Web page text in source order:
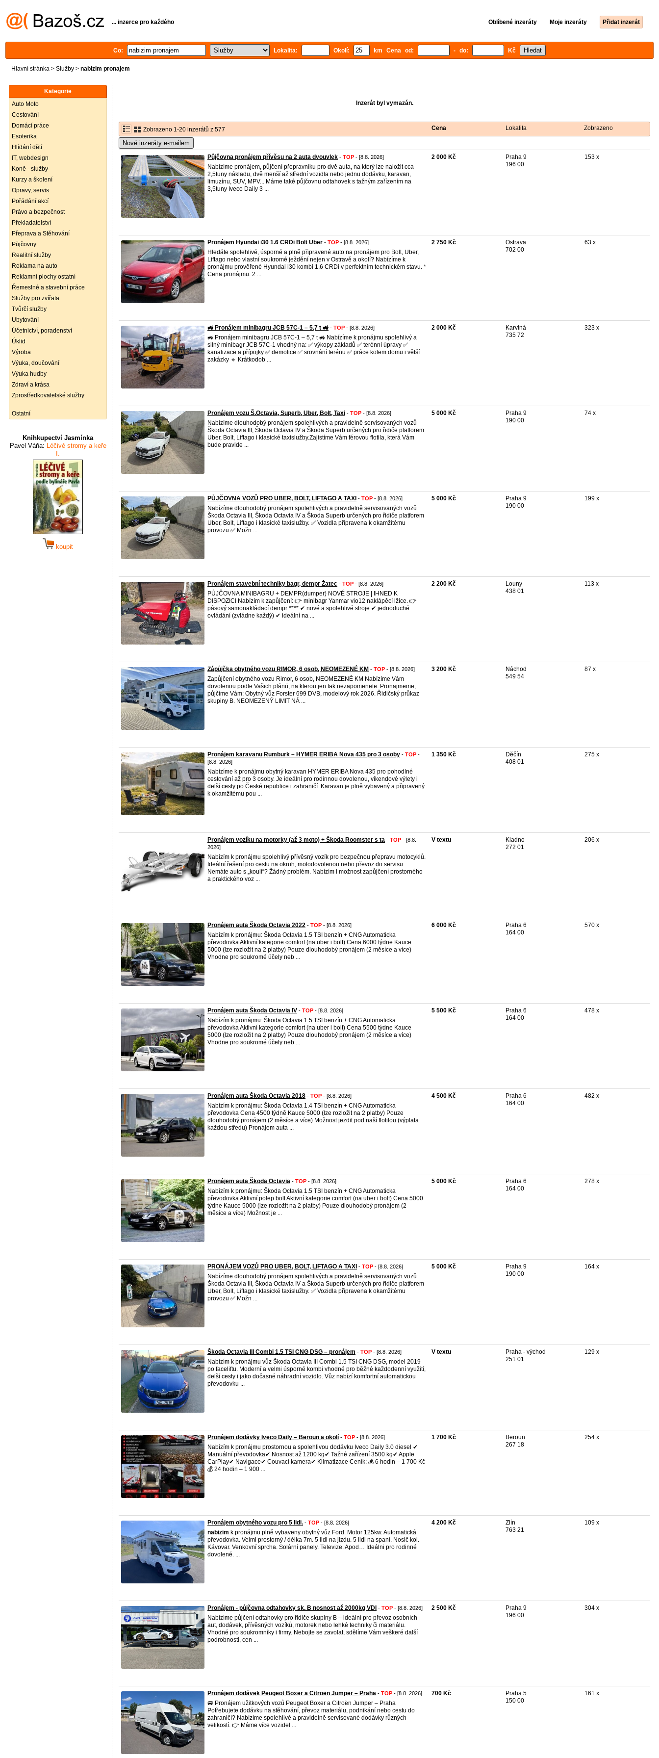
... inzerce pro každého Oblíbené inzeráty Moje inzeráty Přidat inzerát
Co: Lokalita: Okolí: km Cena od: - do: Kč
Hlavní stránka > Služby > nabizim pronajem
Kategorie
Auto Moto
Cestování
Domácí práce
Esoterika
Hlídání dětí
IT, webdesign
Koně - služby
Kurzy a školení
Opravy, servis
Pořádání akcí
Právo a bezpečnost
Překladatelství
Přeprava a Stěhování
Půjčovny
Realitní služby
Reklama na auto
Reklamní plochy ostatní
Řemeslné a stavební práce
Služby pro zvířata
Tvůrčí služby
Ubytování
Účetnictví, poradenství
Úklid
Výroba
Výuka, doučování
Výuka hudby
Zdraví a krása
Zprostředkovatelské služby
Ostatní
Knihkupectví Jasmínka
Pavel Váňa: Léčivé stromy a keře
I.
koupit
Inzerát byl vymazán.
Zobrazeno 1-20 inzerátů z 577 Cena Lokalita Zobrazeno
Nové inzeráty e-mailem
Půjčovna pronájem přívěsu na 2 auta dvouvlek - TOP - [8.8. 2026]
Nabízíme pronájem, půjčení přepravníku pro dvě auta, na který lze naložit cca
2,5tuny nákladu, dvě menší až střední vozidla nebo jednu dodávku, karavan,
limuzínu, SUV, MPV... Máme také půjčovnu odtahovek s tažným zařízením na
3,5tuny Iveco Daily 3 ...
2 000 Kč
Praha 9
196 00
153 x
Pronájem Hyundai i30 1.6 CRDi Bolt Uber - TOP - [8.8. 2026]
Hledáte spolehlivé, úsporné a plně připravené auto na pronájem pro Bolt, Uber,
Liftago nebo vlastní soukromé ježdění nejen v Ostravě a okolí? Nabízíme k
pronájmu prověřené Hyundai i30 kombi 1.6 CRDi v perfektním technickém stavu. *
Cena pronájmu: 2 ...
2 750 Kč
Ostrava
702 00
63 x
🚜 Pronájem minibagru JCB 57C-1 – 5,7 t 🚜 - TOP - [8.8. 2026]
🚜 Pronájem minibagru JCB 57C-1 – 5,7 t 🚜 Nabízíme k pronájmu spolehlivý a
silný minibagr JCB 57C-1 vhodný na: ✅ výkopy základů ✅ terénní úpravy ✅
kanalizace a přípojky ✅ demolice ✅ srovnání terénu ✅ práce kolem domu i větší
zakázky 🔹 Krátkodob ...
2 000 Kč
Karviná
735 72
323 x
Pronájem vozu Š.Octavia, Superb, Uber, Bolt, Taxi - TOP - [8.8. 2026]
Nabízíme dlouhodobý pronájem spolehlivých a pravidelně servisovaných vozů
Škoda Octavia III, Škoda Octavia IV a Škoda Superb určených pro řidiče platforem
Uber, Bolt, Liftago i klasické taxislužby.Zajistíme Vám férovou flotila, která Vám
bude pravide ...
5 000 Kč
Praha 9
190 00
74 x
PŮJČOVNA VOZŮ PRO UBER, BOLT, LIFTAGO A TAXI - TOP - [8.8. 2026]
Nabízíme dlouhodobý pronájem spolehlivých a pravidelně servisovaných vozů
Škoda Octavia III, Škoda Octavia IV a Škoda Superb určených pro řidiče platforem
Uber, Bolt, Liftago i klasické taxislužby. ✅ Vozidla připravena k okamžitému
provozu ✅ Možn ...
5 000 Kč
Praha 9
190 00
199 x
Pronájem stavební techniky bagr, dempr Žatec - TOP - [8.8. 2026]
PŮJČOVNA MINIBAGRU + DEMPR(dumper) NOVÉ STROJE | IHNED K
DISPOZICI Nabízím k zapůjčení: 👉 minibagr Yanmar vio12 naklápěcí lžíce. 👉
pásový samonakládací dempr **** ✔ nové a spolehlivé stroje ✔ jednoduché
ovládání (zvládne každý) ✔ ideální na ...
2 200 Kč
Louny
438 01
113 x
Zápůjčka obytného vozu RIMOR, 6 osob, NEOMEZENÉ KM - TOP - [8.8. 2026]
Zapůjčení obytného vozu Rimor, 6 osob, NEOMEZENÉ KM Nabízíme Vám
dovolenou podle Vašich plánů, na kterou jen tak nezapomenete. Pronajmeme,
půjčíme Vám: Obytný vůz Forster 699 DVB, modelový rok 2026. Řidičský průkaz
skupiny B. NEOMEZENÝ LIMIT NÁ ...
3 200 Kč
Náchod
549 54
87 x
Pronájem karavanu Rumburk – HYMER ERIBA Nova 435 pro 3 osoby - TOP -
[8.8. 2026]
Nabízíme k pronájmu obytný karavan HYMER ERIBA Nova 435 pro pohodlné
cestování až pro 3 osoby. Je ideální pro rodinnou dovolenou, víkendové výlety i
delší cesty po České republice i zahraničí. Karavan je plně vybavený a připravený
k okamžitému pou ...
1 350 Kč
Děčín
408 01
275 x
Pronájem vozíku na motorky (až 3 moto) + Škoda Roomster s ta - TOP - [8.8.
2026]
Nabízím k pronájmu spolehlivý přívěsný vozík pro bezpečnou přepravu motocyklů.
Ideální řešení pro cestu na okruh, motodovolenou nebo převoz do servisu.
Nemáte auto s „koulí“? Žádný problém. Nabízím i možnost zapůjčení prostorného
a praktického voz ...
V textu
Kladno
272 01
206 x
Pronájem auta Škoda Octavia 2022 - TOP - [8.8. 2026]
Nabízím k pronájmu: Škoda Octavia 1.5 TSI benzín + CNG Automaticka
převodovka Aktivní kategorie comfort (na uber i bolt) Cena 6000 týdne Kauce
5000 (lze rozložit na 2 platby) Pouze dlouhodobý pronájem (2 měsíce a více)
Vhodne pro soukromé účely neb ...
6 000 Kč
Praha 6
164 00
570 x
Pronájem auta Škoda Octavia IV - TOP - [8.8. 2026]
Nabízím k pronájmu: Škoda Octavia 1.5 TSI benzín + CNG Automaticka
převodovka Aktivní kategorie comfort (na uber i bolt) Cena 5500 týdne Kauce
5000 (lze rozložit na 2 platby) Pouze dlouhodobý pronájem (2 měsíce a více)
Vhodne pro soukromé účely neb ...
5 500 Kč
Praha 6
164 00
478 x
Pronájem auta Škoda Octavia 2018 - TOP - [8.8. 2026]
Nabízím k pronájmu: Škoda Octavia 1.4 TSI benzín + CNG Automaticka
převodovka Cena 4500 týdně Kauce 5000 (lze rozložit na 2 platby) Pouze
dlouhodobý pronájem (2 měsíce a více) Možnost jezdit pod naší flotilou (výplata
každou středu) Pronájem auta ...
4 500 Kč
Praha 6
164 00
482 x
Pronájem auta Škoda Octavia - TOP - [8.8. 2026]
Nabízím k pronájmu: Škoda Octavia 1.5 TSI benzín + CNG Automaticka
převodovka Aktivní polep bolt Aktivní kategorie comfort (na uber i bolt) Cena 5000
týdne Kauce 5000 (lze rozložit na 2 platby) Pouze dlouhodobý pronájem (2
měsíce a více) Možnost je ...
5 000 Kč
Praha 6
164 00
278 x
PRONÁJEM VOZŮ PRO UBER, BOLT, LIFTAGO A TAXI - TOP - [8.8. 2026]
Nabízíme dlouhodobý pronájem spolehlivých a pravidelně servisovaných vozů
Škoda Octavia III, Škoda Octavia IV a Škoda Superb určených pro řidiče platforem
Uber, Bolt, Liftago i klasické taxislužby. ✅ Vozidla připravena k okamžitému
provozu ✅ Možn ...
5 000 Kč
Praha 9
190 00
164 x
Škoda Octavia III Combi 1.5 TSI CNG DSG – pronájem - TOP - [8.8. 2026]
Nabízím k pronájmu vůz Škoda Octavia III Combi 1.5 TSI CNG DSG, model 2019
po faceliftu. Moderní a velmi úsporné kombi vhodné pro běžné každodenní využití,
delší cesty i jako dočasné náhradní vozidlo. Vůz nabízí komfortní automatickou
převodovku ...
V textu
Praha - východ
251 01
129 x
Pronájem dodávky Iveco Daily – Beroun a okolí - TOP - [8.8. 2026]
Nabízím k pronájmu prostornou a spolehlivou dodávku Iveco Daily 3.0 diesel ✔
Manuální převodovka✔ Nosnost až 1200 kg✔ Tažné zařízení 3500 kg✔ Apple
CarPlay✔ Navigace✔ Couvací kamera✔ Klimatizace Ceník: 💰 6 hodin – 1 700 Kč
💰 24 hodin – 1 900 ...
1 700 Kč
Beroun
267 18
254 x
Pronájem obytného vozu pro 5 lidi. - TOP - [8.8. 2026]
nabizim k pronájmu plně vybaveny obytný vůz Ford. Motor 125kw. Automatická
převodovka. Velmi prostorný / délka 7m. 5 lidi na jizdu. 5 lidi na spaní. Nosič kol.
Kávovar. Venkovní sprcha. Solární panely. Televize. Apod… Ideálni pro rodinné
dovolené. ...
4 200 Kč
Zlín
763 21
109 x
Pronájem - půjčovna odtahovky sk. B nosnost až 2000kg VDI - TOP - [8.8. 2026]
Nabízíme půjčení odtahovky pro řidiče skupiny B – ideální pro převoz osobních
aut, dodávek, přívěsných vozíků, motorek nebo lehké techniky či materiálu.
Vhodné pro soukromníky i firmy. Nebojte se zavolat, sdělíme Vám veškeré další
podrobnosti, cen ...
2 500 Kč
Praha 9
196 00
304 x
Pronájem dodávek Peugeot Boxer a Citroën Jumper – Praha - TOP - [8.8. 2026]
🚐 Pronájem užitkových vozů Peugeot Boxer a Citroën Jumper – Praha
Potřebujete dodávku na stěhování, převoz materiálu, podnikání nebo cestu do
zahraničí? Nabízíme spolehlivé a pravidelně servisované dodávky různých
velikostí. 👉 Máme více vozidel ...
700 Kč
Praha 5
150 00
161 x